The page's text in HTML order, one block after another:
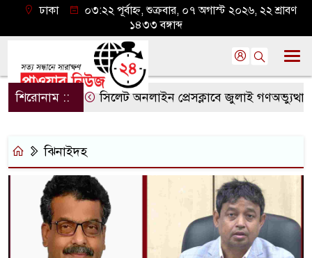
ঢাকা
০৩:২২ পূর্বাহ্ন, শুক্রবার, ০৭ অগাস্ট ২০২৬, ২২ শ্রাবণ
১৪৩৩ বঙ্গাব্দ
শিরোনাম :: সিলেট অনলাইন প্রেসক্লাবে জুলাই
ঝিনাইদহ